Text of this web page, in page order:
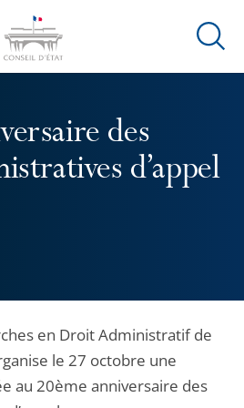
Ouvrir
des
d’appel
en Droit Administratif de
le 27 octobre une
au 20ème anniversaire des